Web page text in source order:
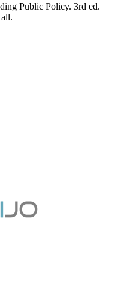
Public Policy. 3rd ed.